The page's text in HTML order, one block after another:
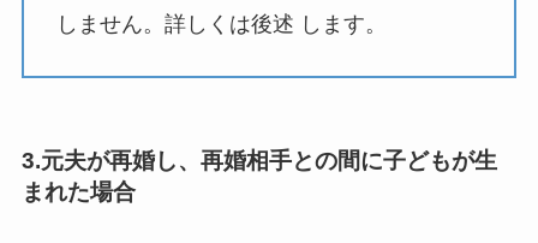
しません。詳しくは後述 します。
3.元夫が再婚し、再婚相手との間に子どもが生
まれた場合